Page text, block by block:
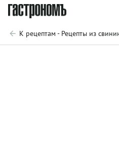
К рецептам - Рецепты из